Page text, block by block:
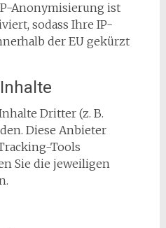
Anonymisierung ist
sodass Ihre IP-
der EU gekürzt
Dritter (z. B.
Diese Anbieter
Tools
Sie die jeweiligen